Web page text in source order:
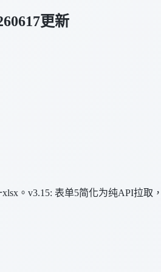
更新
。v3.15: 表单5简化为纯API拉取